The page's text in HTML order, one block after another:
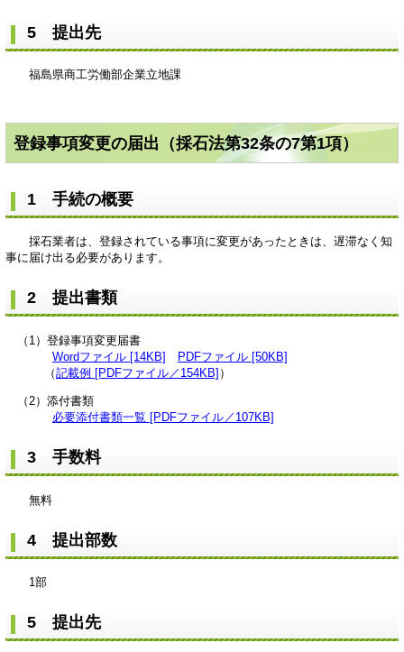
5 提出先
福島県商工労働部企業立地課
登録事項変更の届出（採石法第32条の7第1項）
1 手続の概要
採石業者は、登録されている事項に変更があったときは、遅滞なく知
事に届け出る必要があります。
2 提出書類
（1）登録事項変更届書
Wordファイル [14KB]
PDFファイル [50KB]
（記載例 [PDFファイル／154KB] ）
（2）添付書類
必要添付書類一覧 [PDFファイル／107KB]
3 手数料
無料
4 提出部数
1部
5 提出先